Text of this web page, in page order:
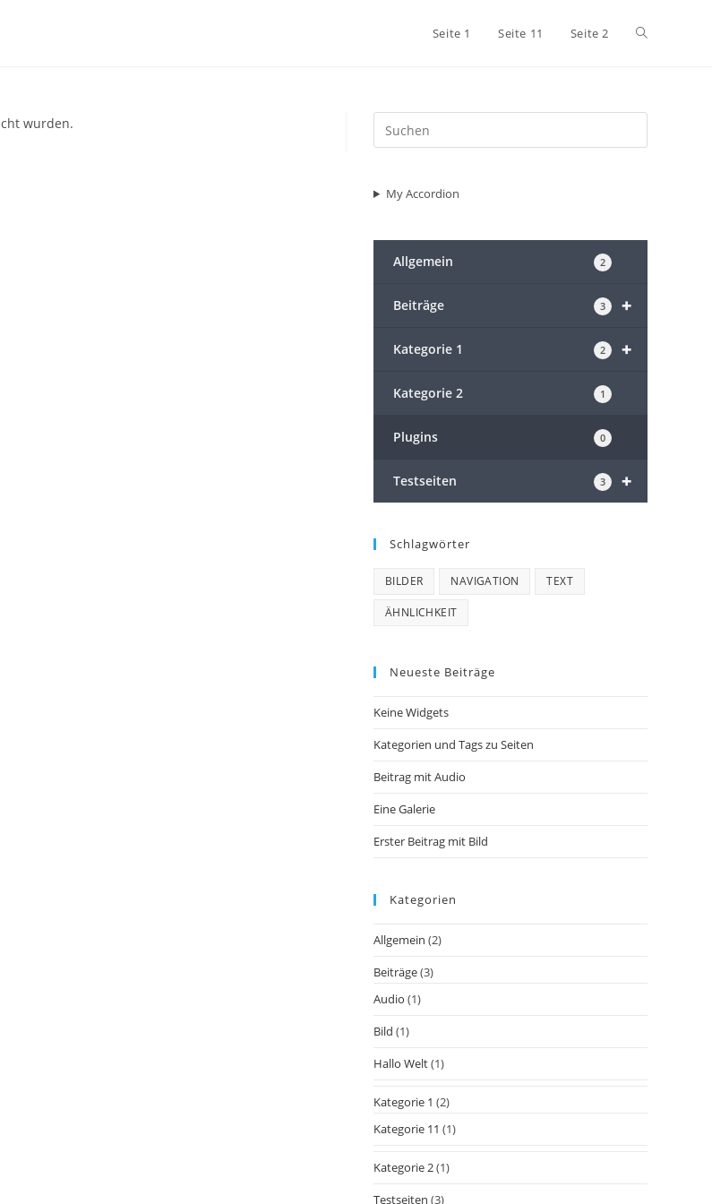
Seite 1 Seite 11 Seite 2 Website-
wurden.
My Accordion
Allgemein 2
+
Beiträge 3
+
Kategorie 1 2
Kategorie 2 1
Plugins 0
+
Testseiten 3
Schlagwörter
BILDER NAVIGATION TEXT
ÄHNLICHKEIT
Neueste Beiträge
Keine Widgets
Kategorien und Tags zu Seiten
Beitrag mit Audio
Eine Galerie
Erster Beitrag mit Bild
Kategorien
Allgemein (2)
Beiträge(3)
Audio (1)
Bild (1)
Hallo Welt(1)
Kategorie 1 (2)
Kategorie 11 (1)
Kategorie 2(1)
Testseiten (3)